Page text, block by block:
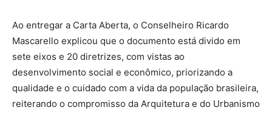
Ao entregar a Carta Aberta, o Conselheiro Ricardo
Mascarello explicou que o documento está divido em
sete eixos e 20 diretrizes, com vistas ao
desenvolvimento social e econômico, priorizando a
qualidade e o cuidado com a vida da população brasileira,
reiterando o compromisso da Arquitetura e do Urbanismo